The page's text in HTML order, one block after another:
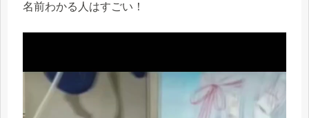
名前わかる人はすごい！